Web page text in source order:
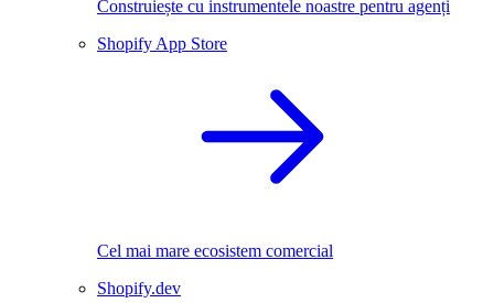
Construiește cu instrumentele noastre pentru agenți
Shopify App Store
Cel mai mare ecosistem comercial
Shopify.dev